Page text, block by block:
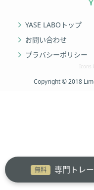
無料 専門トレ
YASE LABOトップ
お問い合わせ
プラバシーポリシー
Icons
Copyright © 2018